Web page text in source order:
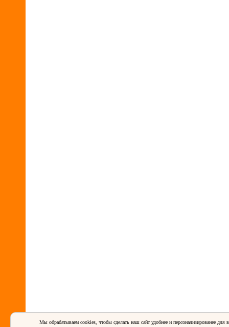
Мы обрабатываем cookies, чтобы сделать наш сайт удобнее и персонализированее для